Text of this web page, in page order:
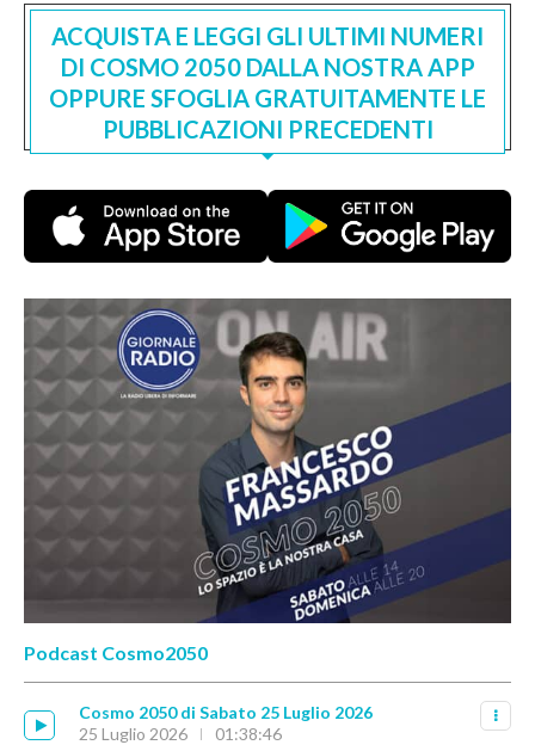
ACQUISTA E LEGGI GLI ULTIMI NUMERI
DI COSMO 2050 DALLA NOSTRA APP
OPPURE SFOGLIA GRATUITAMENTE LE
PUBBLICAZIONI PRECEDENTI
Podcast Cosmo2050
Cosmo 2050 di Sabato 25 Luglio 2026
25 Luglio 2026
01:38:46